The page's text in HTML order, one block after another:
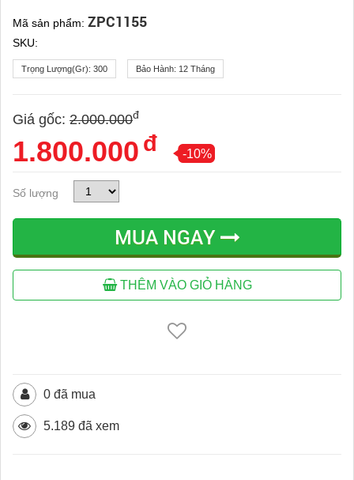
Mã sản phẩm: ZPC1155
SKU:
Trọng Lượng(gr): 300 Bảo Hành: 12 Tháng
Giá gốc: 2.000.000đ
1.800.000 đ -10%
Số lượng
MUA NGAY
THÊM VÀO GIỎ HÀNG
0 đã mua
5.189 đã xem